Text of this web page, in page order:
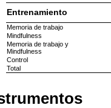
Entrenamiento
Memoria de trabajo
Mindfulness
Memoria de trabajo y
Mindfulness
Control
Total